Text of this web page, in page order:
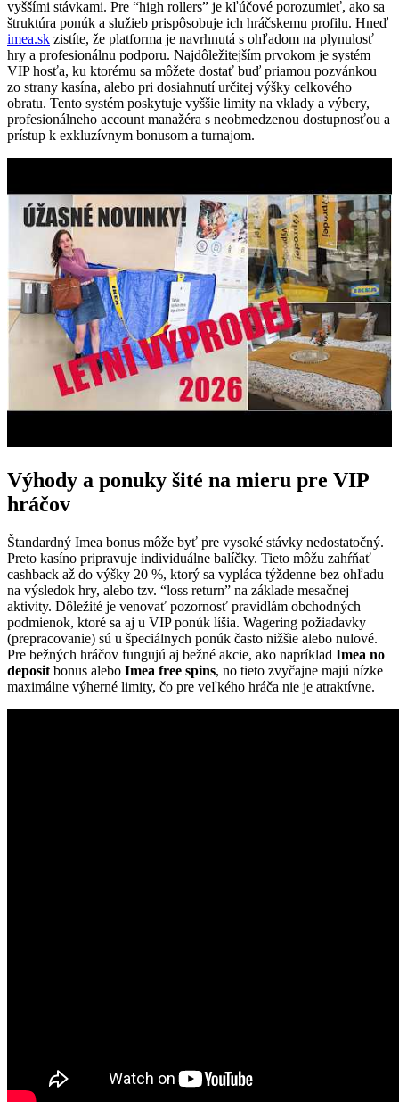
vyššími stávkami. Pre “high rollers” je kľúčové porozumieť, ako sa
štruktúra ponúk a služieb prispôsobuje ich hráčskemu profilu. Hneď
imea.sk zistíte, že platforma je navrhnutá s ohľadom na plynulosť
hry a profesionálnu podporu. Najdôležitejším prvokom je systém
VIP hosťa, ku ktorému sa môžete dostať buď priamou pozvánkou
zo strany kasína, alebo pri dosiahnutí určitej výšky celkového
obratu. Tento systém poskytuje vyššie limity na vklady a výbery,
profesionálneho account manažéra s neobmedzenou dostupnosťou a
prístup k exkluzívnym bonusom a turnajom.
Výhody a ponuky šité na mieru pre VIP
hráčov
Štandardný Imea bonus môže byť pre vysoké stávky nedostatočný.
Preto kasíno pripravuje individuálne balíčky. Tieto môžu zahŕňať
cashback až do výšky 20 %, ktorý sa vypláca týždenne bez ohľadu
na výsledok hry, alebo tzv. “loss return” na základe mesačnej
aktivity. Dôležité je venovať pozornosť pravidlám obchodných
podmienok, ktoré sa aj u VIP ponúk líšia. Wagering požiadavky
(prepracovanie) sú u špeciálnych ponúk často nižšie alebo nulové.
Pre bežných hráčov fungujú aj bežné akcie, ako napríklad Imea no
deposit bonus alebo Imea free spins, no tieto zvyčajne majú nízke
maximálne výherné limity, čo pre veľkého hráča nie je atraktívne.